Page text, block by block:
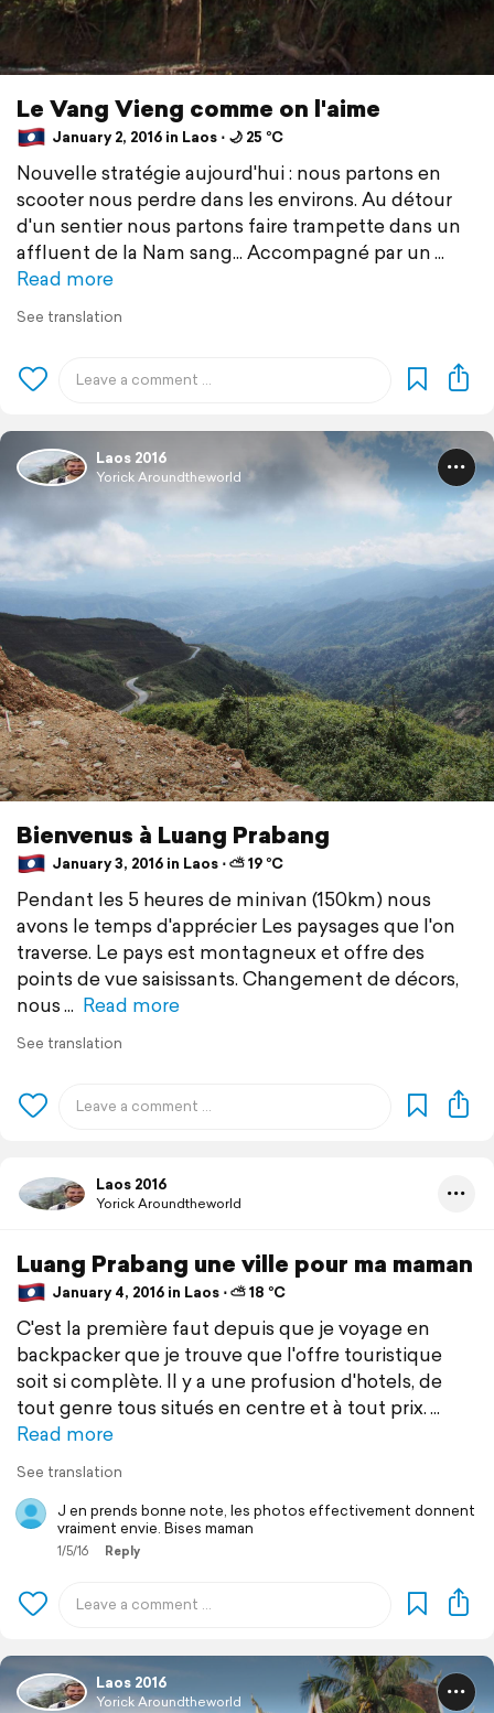
Le Vang Vieng comme on l'aime
January 2, 2016 in Laos ⋅ 🌙 25 °C
Nouvelle stratégie aujourd'hui : nous partons en
scooter nous perdre dans les environs. Au détour
d'un sentier nous partons faire trampette dans un
affluent de la Nam sang... Accompagné par un
Read more
See translation
Laos 2016
Yorick Aroundtheworld
Bienvenus à Luang Prabang
January 3, 2016 in Laos ⋅ ⛅ 19 °C
Pendant les 5 heures de minivan (150km) nous
avons le temps d'apprécier Les paysages que l'on
traverse. Le pays est montagneux et offre des
points de vue saisissants. Changement de décors,
nous
Read more
See translation
Laos 2016
Yorick Aroundtheworld
Luang Prabang une ville pour ma maman
January 4, 2016 in Laos ⋅ ⛅ 18 °C
C'est la première faut depuis que je voyage en
backpacker que je trouve que l'offre touristique
soit si complète. Il y a une profusion d'hotels, de
tout genre tous situés en centre et à tout prix.
Read more
See translation
J en prends bonne note, les photos effectivement donnent
vraiment envie. Bises maman
1/5/16 Reply
Laos 2016
Yorick Aroundtheworld